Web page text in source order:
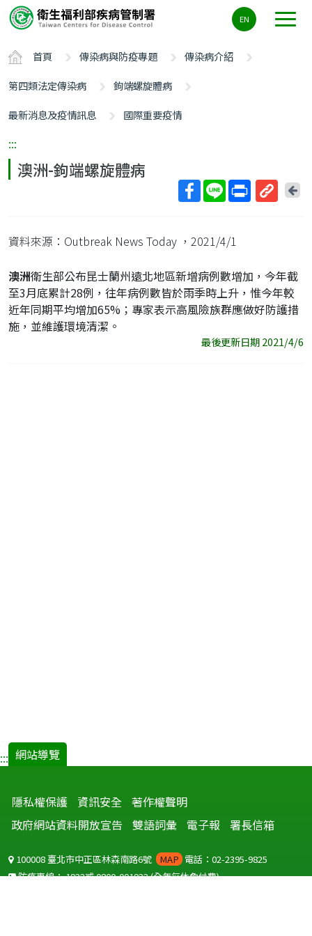
要
容
ALT+C
EN
首頁 傳染病與防疫專題
傳染病介紹
第四類法定傳染病
鉤端螺旋體病
最新消息及疫情訊息
國際重要疫情
:::
澳洲-鉤端螺旋體病
址
回
資料來源：Outbreak News Today ，2021/4/1
澳洲衛生部公布昆士蘭州遠北地區新增病例數增加，今年截
至3月底累計28例，往年病例數皆於雨季時上升，惟今年較
近年同期平均增加65%；專家表示高風險族群應做好防護措
施，並維護環境清潔。
最後更新日期 2021/4/6
::: 網站導覽
隱私權保護 資訊安全 著作權聲明
政府網站資料開放宣告
雙語詞彙 電子報 署長信箱
100008 臺北市中正區林森南路6號 MAP 電話：02-2395-9825
防疫專線：1922或0800-001922(全年無休免付費)